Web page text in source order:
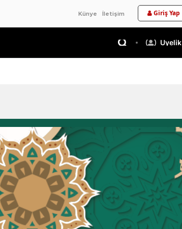
Künye İletişim Giriş Yap
Üyelik